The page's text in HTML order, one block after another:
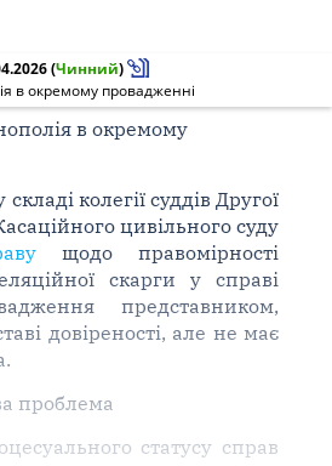
(Чинний)
в окремому провадженні
в окремому
колегії суддів Другої
цивільного суду
щодо правомірності
скарги у справі
представником,
довіреності, але не має
проблема
статусу справ